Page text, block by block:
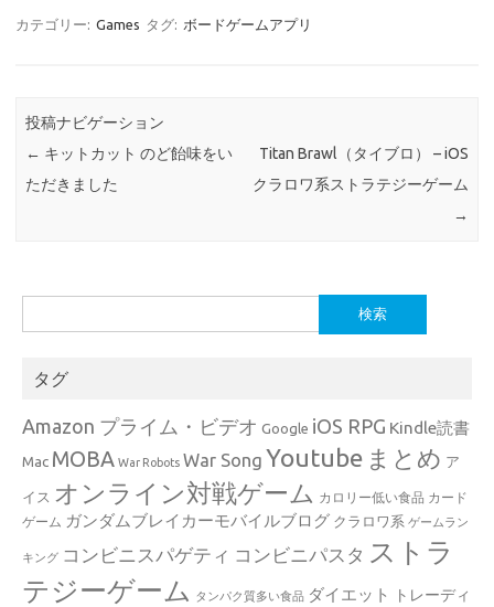
カテゴリー: Games タグ: ボードゲームアプリ
投稿ナビゲーション
← キットカット のど飴味をい
ただきました
Titan Brawl（タイブロ） – iOS
クラロワ系ストラテジーゲーム
→
索:
タグ
Amazon プライム・ビデオ Google iOS RPG Kindle読書
Mac MOBA War Robots War Song Youtube まとめ ア
イス オンライン対戦ゲーム カロリー低い食品 カード
ゲーム ガンダムブレイカーモバイルブログ クラロワ系 ゲームラン
キング コンビニスパゲティ コンビニパスタ ストラ
テジーゲーム
タンパク質多い食品 ダイエット
トレーディ